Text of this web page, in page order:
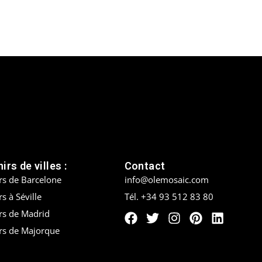
de villes :
de Barcelone
à Séville
de Madrid
de Majorque
Contact
info@olemosaic.com
Tél. +34 93 512 83 80